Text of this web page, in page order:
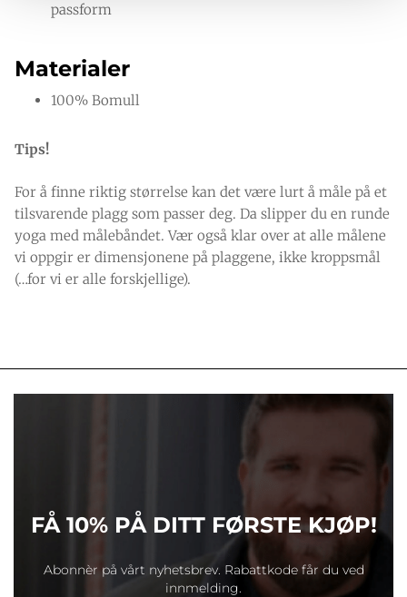
passform
Materialer
100% Bomull
Tips!
For å finne riktig størrelse kan det være lurt å måle på et
tilsvarende plagg som passer deg. Da slipper du en runde
yoga med målebåndet. Vær også klar over at alle målene
vi oppgir er dimensjonene på plaggene, ikke kroppsmål
(…for vi er alle forskjellige).
FÅ 10% PÅ DITT FØRSTE KJØP!
Abonnèr på vårt nyhetsbrev. Rabattkode får du ved
innmelding.